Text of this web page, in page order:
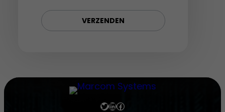
Twitter LinkedIn Facebook